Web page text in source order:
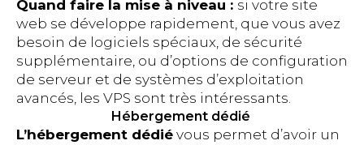
Quand faire la mise à niveau : si votre site
web se développe rapidement, que vous avez
besoin de logiciels spéciaux, de sécurité
supplémentaire, ou d’options de configuration
de serveur et de systèmes d’exploitation
avancés, les VPS sont très intéressants.
Hébergement dédié
L’hébergement dédié vous permet d’avoir un